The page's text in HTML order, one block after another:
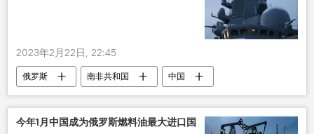
2023年2月22日, 22:45
俄罗斯 南非共和国
中国
海军
军事 演习
今年1月中国成为俄罗斯燃料油最大进口国